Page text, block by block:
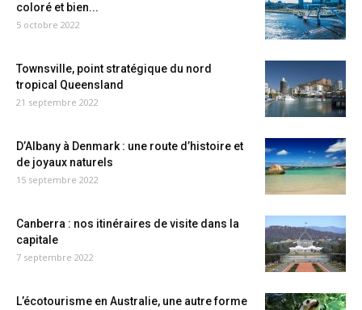
coloré et bien...
5 octobre 2022
Townsville, point stratégique du nord
tropical Queensland
21 septembre 2022
D’Albany à Denmark : une route d’histoire et
de joyaux naturels
15 septembre 2022
Canberra : nos itinéraires de visite dans la
capitale
7 septembre 2022
L’écotourisme en Australie, une autre forme